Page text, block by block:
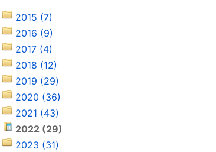
2015 (7)
2016 (9)
2017 (4)
2018 (12)
2019 (29)
2020 (36)
2021 (43)
2022 (29)
2023 (31)